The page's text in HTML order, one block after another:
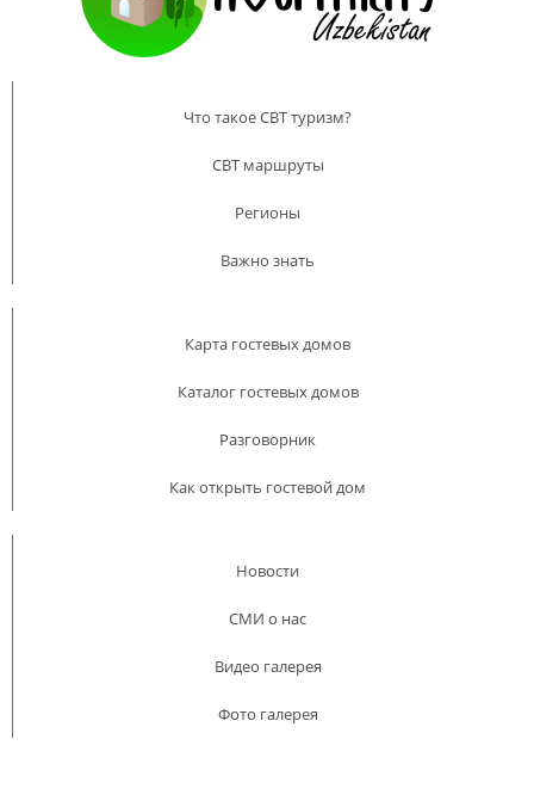
Что такое CBT туризм?
CBT маршруты
Регионы
Важно знать
Карта гостевых домов
Каталог гостевых домов
Разговорник
Как открыть гостевой дом
Новости
СМИ о нас
Видео галерея
Фото галерея